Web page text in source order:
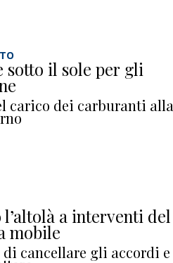
sotto il sole per gli
carico dei carburanti alla
a interventi del
mobile
cancellare gli accordi e